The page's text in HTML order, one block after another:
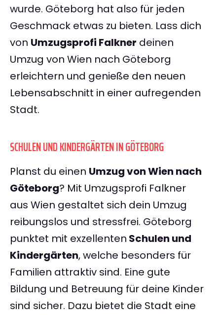
wurde. Göteborg hat also für jeden
Geschmack etwas zu bieten. Lass dich
von Umzugsprofi Falkner deinen
Umzug von Wien nach Göteborg
erleichtern und genieße den neuen
Lebensabschnitt in einer aufregenden
Stadt.
SCHULEN UND KINDERGÄRTEN IN GÖTEBORG
Planst du einen Umzug von Wien nach
Göteborg? Mit Umzugsprofi Falkner
aus Wien gestaltet sich dein Umzug
reibungslos und stressfrei. Göteborg
punktet mit exzellenten Schulen und
Kindergärten, welche besonders für
Familien attraktiv sind. Eine gute
Bildung und Betreuung für deine Kinder
sind sicher. Dazu bietet die Stadt eine